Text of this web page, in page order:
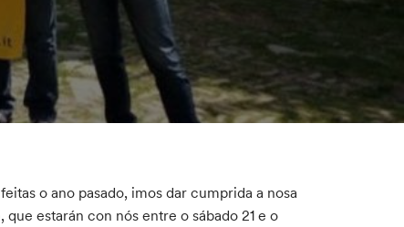
o ano pasado, imos dar cumprida a nosa
, que estarán con nós entre o sábado 21 e o